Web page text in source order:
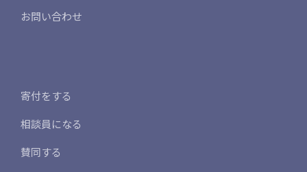
お問い合わせ
寄付をする
相談員になる
賛同する